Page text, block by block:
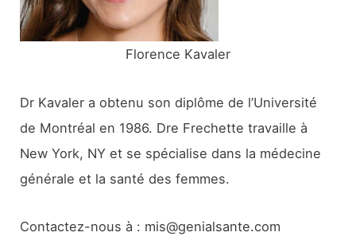
:
Florence Kavaler
Dr Kavaler a obtenu son diplôme de l’Université
de Montréal en 1986. Dre Frechette travaille à
New York, NY et se spécialise dans la médecine
générale et la santé des femmes.
Contactez-nous à : mis@genialsante.com